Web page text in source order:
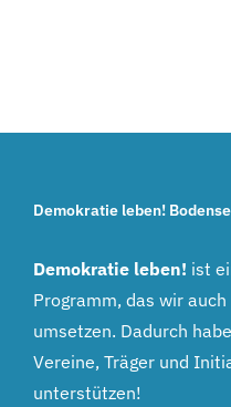
Demokratie leben!
Demokratie leben! ist
Programm, das wir auch
umsetzen. Dadurch
Vereine, Träger und
unterstützen!